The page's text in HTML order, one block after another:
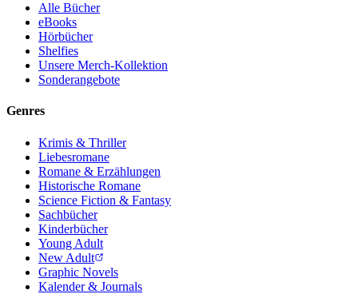
Alle Bücher
eBooks
Hörbücher
Shelfies
Unsere Merch-Kollektion
Sonderangebote
Genres
Krimis & Thriller
Liebesromane
Romane & Erzählungen
Historische Romane
Science Fiction & Fantasy
Sachbücher
Kinderbücher
Young Adult
New Adult
Graphic Novels
Kalender & Journals